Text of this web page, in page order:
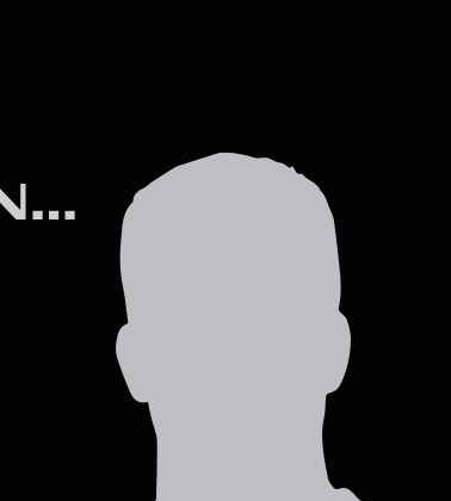
AXEL LAUWRENSENS